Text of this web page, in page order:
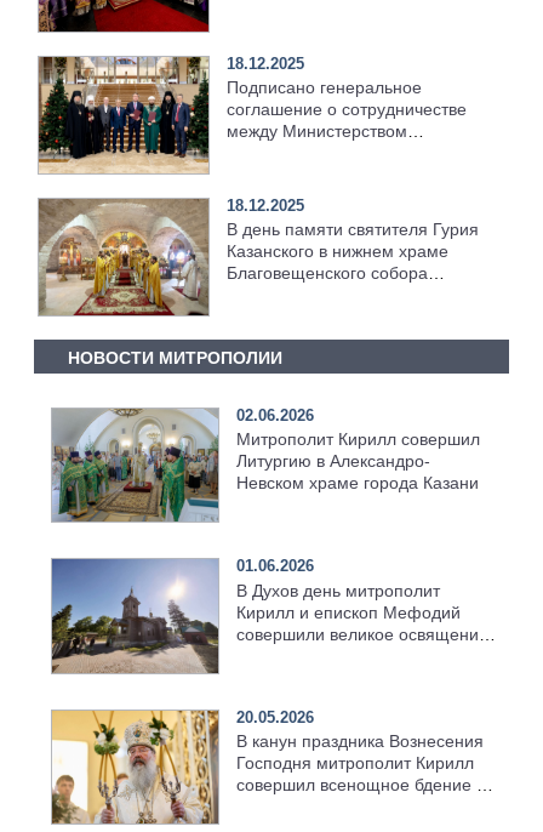
18.12.2025
Подписано генеральное
соглашение о сотрудничестве
между Министерством
ДУМ РТ
18.12.2025
В день памяти святителя Гурия
Казанского в нижнем храме
Благовещенского собора
богослужение
НОВОСТИ МИТРОПОЛИИ
02.06.2026
Митрополит Кирилл совершил
Литургию в Александро-
Невском храме города Казани
01.06.2026
В Духов день митрополит
Кирилл и епископ Мефодий
совершили великое освящение
20.05.2026
В канун праздника Вознесения
Господня митрополит Кирилл
совершил всенощное бдение в